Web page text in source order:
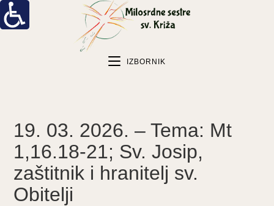
IZBORNIK
19. 03. 2026. – Tema: Mt
1,16.18-21; Sv. Josip,
zaštitnik i hranitelj sv.
Obitelji